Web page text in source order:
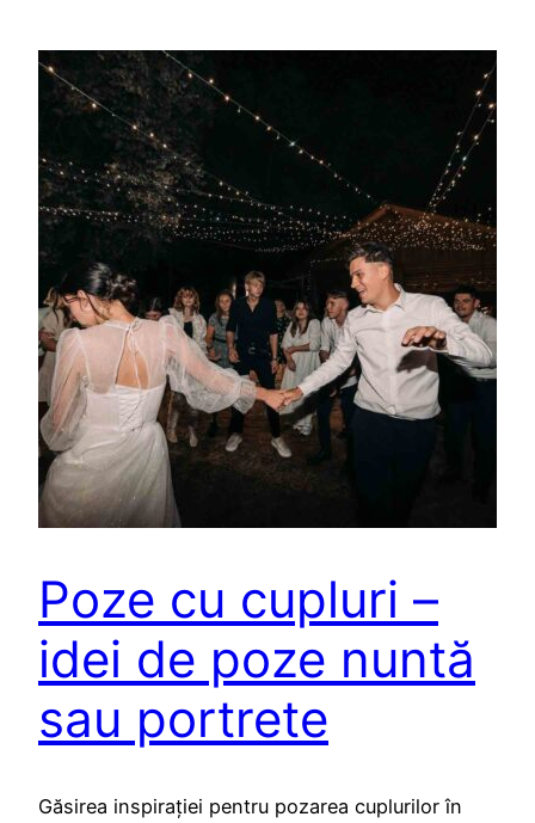
Poze cu cupluri –
idei de poze nuntă
sau portrete
Găsirea inspirației pentru pozarea cuplurilor în